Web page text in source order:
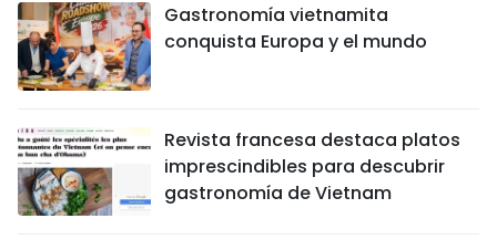
Gastronomía vietnamita
conquista Europa y el mundo
Revista francesa destaca platos
imprescindibles para descubrir
gastronomía de Vietnam